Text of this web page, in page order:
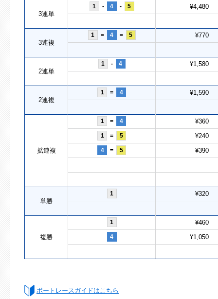
3連単
1 - 4 - 5 ¥4,480
3連複
1 = 4 = 5 ¥770
2連単
1 - 4 ¥1,580
2連複
1 = 4 ¥1,590
拡連複
1 = 4 ¥360
1 = 5 ¥240
4 = 5 ¥390
単勝
1 ¥320
複勝
1 ¥460
4 ¥1,050
ボートレースガイドはこちら